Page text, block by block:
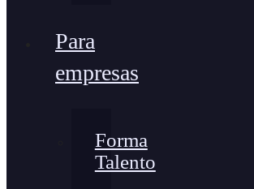
Para
empresas
Forma
Talento